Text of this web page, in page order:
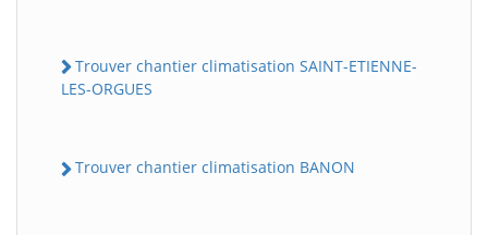
Trouver chantier climatisation SAINT-ETIENNE-
LES-ORGUES
Trouver chantier climatisation BANON